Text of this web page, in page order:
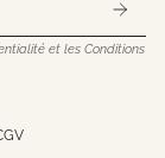
et les Conditions